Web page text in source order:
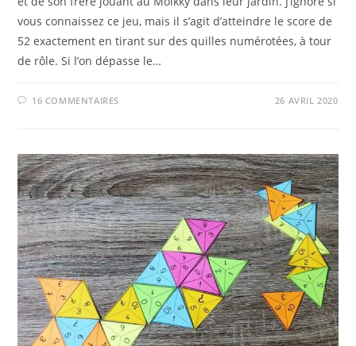
vous connaissez ce jeu, mais il s’agit d’atteindre le score de
52 exactement en tirant sur des quilles numérotées, à tour
de rôle. Si l’on dépasse le…
16 COMMENTAIRES 26 AVRIL 2020